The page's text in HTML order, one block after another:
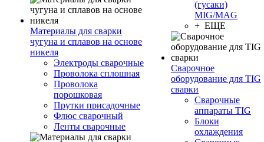
Материалы для сварки
чугуна и сплавов на основе
никеля
Электроды сварочные
Проволока сплошная
Проволока
порошковая
Прутки присадочные
Флюс сварочный
Ленты сварочные
(гусаки)
MIG/MAG
+ ЕЩЕ
Сварочное
оборудование для TIG
сварки
Сварочные
аппараты TIG
Блоки
охлаждения